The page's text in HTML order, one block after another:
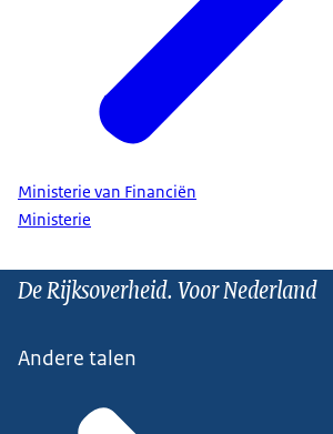
Ministerie van Financiën
Ministerie
De Rijksoverheid. Voor Nederland
Andere talen